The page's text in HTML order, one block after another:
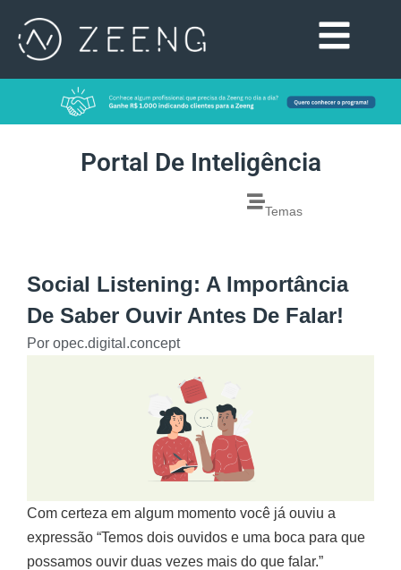
Portal De Inteligência
Temas
Social Listening: A Importância
De Saber Ouvir Antes De Falar!
Por opec.digital.concept
Com certeza em algum momento você já ouviu a
expressão “Temos dois ouvidos e uma boca para que
possamos ouvir duas vezes mais do que falar.”